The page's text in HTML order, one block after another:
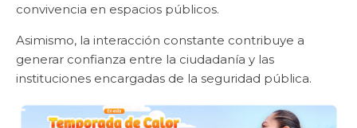
convivencia en espacios públicos.
Asimismo, la interacción constante contribuye a
generar confianza entre la ciudadanía y las
instituciones encargadas de la seguridad pública.